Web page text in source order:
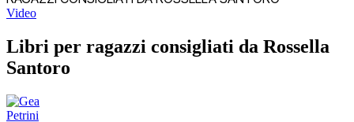
Video
Libri per ragazzi consigliati da Rossella
Santoro